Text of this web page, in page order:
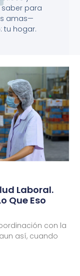
para
amas—
tu hogar.
Laboral.
Que Eso
con la
así, cuando